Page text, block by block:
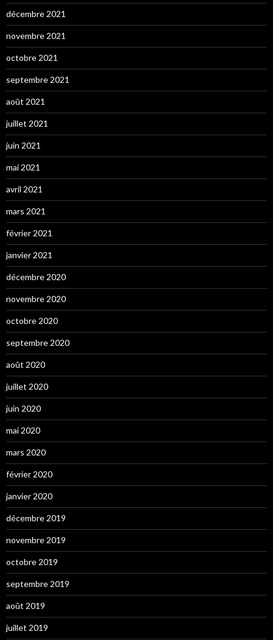
décembre 2021
novembre 2021
octobre 2021
septembre 2021
août 2021
juillet 2021
juin 2021
mai 2021
avril 2021
mars 2021
février 2021
janvier 2021
décembre 2020
novembre 2020
octobre 2020
septembre 2020
août 2020
juillet 2020
juin 2020
mai 2020
mars 2020
février 2020
janvier 2020
décembre 2019
novembre 2019
octobre 2019
septembre 2019
août 2019
juillet 2019